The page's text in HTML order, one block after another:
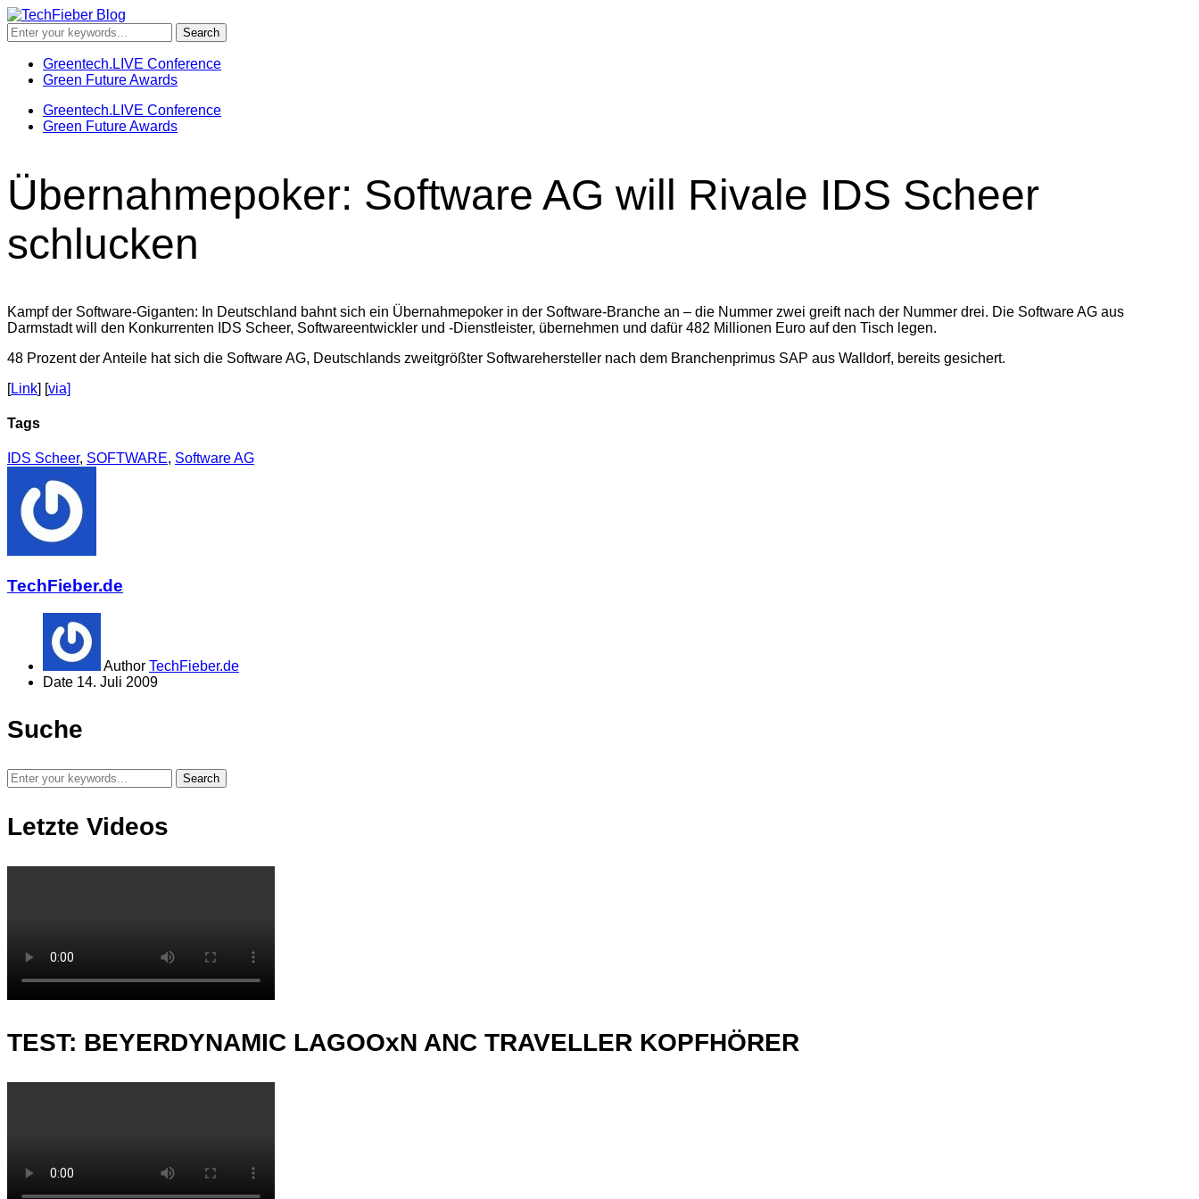
Greentech.LIVE Conference
Green Future Awards
Greentech.LIVE Conference
Green Future Awards
Übernahmepoker: Software AG will Rivale IDS Scheer
schlucken
Kampf der Software-Giganten: In Deutschland bahnt sich ein Übernahmepoker in der Software-Branche an – die Nummer zwei greift nach der Nummer drei. Die Software AG aus
Darmstadt will den Konkurrenten IDS Scheer, Softwareentwickler und -Dienstleister, übernehmen und dafür 482 Millionen Euro auf den Tisch legen.
48 Prozent der Anteile hat sich die Software AG, Deutschlands zweitgrößter Softwarehersteller nach dem Branchenprimus SAP aus Walldorf, bereits gesichert.
[Link] [via]
Tags
IDS Scheer, SOFTWARE, Software AG
TechFieber.de
Author TechFieber.de
Date 14. Juli 2009
Suche
Letzte Videos
TEST: BEYERDYNAMIC LAGOOxN ANC TRAVELLER KOPFHÖRER